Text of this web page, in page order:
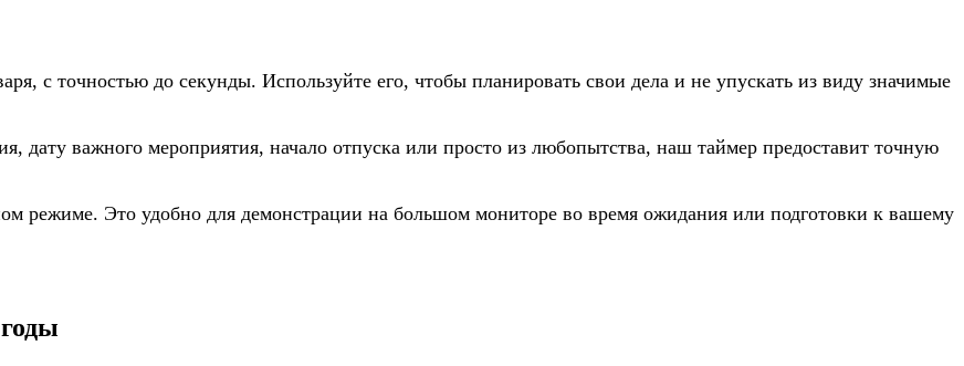
с точностью до секунды. Используйте его, чтобы планировать свои дела и не упускать из виду значимые
дату важного мероприятия, начало отпуска или просто из любопытства, наш таймер предоставит точную
режиме. Это удобно для демонстрации на большом мониторе во время ожидания или подготовки к вашему